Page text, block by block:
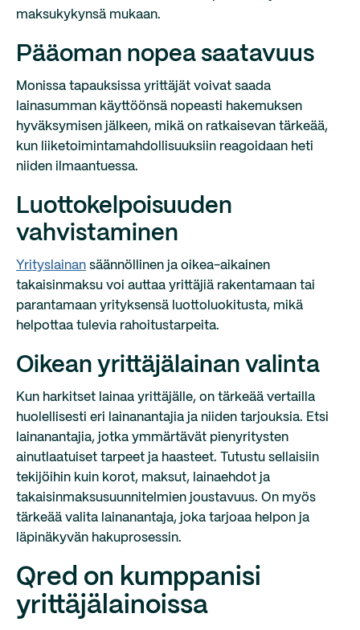
maksukykynsä mukaan.
Pääoman nopea saatavuus
Monissa tapauksissa yrittäjät voivat saada
lainasumman käyttöönsä nopeasti hakemuksen
hyväksymisen jälkeen, mikä on ratkaisevan tärkeää,
kun liiketoimintamahdollisuuksiin reagoidaan heti
niiden ilmaantuessa.
Luottokelpoisuuden
vahvistaminen
Yrityslainan säännöllinen ja oikea-aikainen
takaisinmaksu voi auttaa yrittäjiä rakentamaan tai
parantamaan yrityksensä luottoluokitusta, mikä
helpottaa tulevia rahoitustarpeita.
Oikean yrittäjälainan valinta
Kun harkitset lainaa yrittäjälle, on tärkeää vertailla
huolellisesti eri lainanantajia ja niiden tarjouksia. Etsi
lainanantajia, jotka ymmärtävät pienyritysten
ainutlaatuiset tarpeet ja haasteet. Tutustu sellaisiin
tekijöihin kuin korot, maksut, lainaehdot ja
takaisinmaksusuunnitelmien joustavuus. On myös
tärkeää valita lainanantaja, joka tarjoaa helpon ja
läpinäkyvän hakuprosessin.
Qred on kumppanisi
yrittäjälainoissa